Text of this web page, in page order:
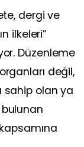
dergi ve
ilkeleri”
Düzenleme
değil,
sahip olan ya